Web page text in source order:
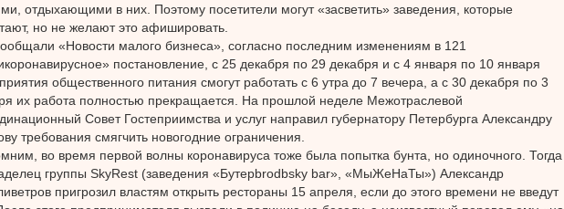
отдыхающими в них. Поэтому посетители могут «засветить» заведения, которые
но не желают это афишировать.
«Новости малого бизнеса», согласно последним изменениям в 121
постановление, с 25 декабря по 29 декабря и с 4 января по 10 января
общественного питания смогут работать с 6 утра до 7 вечера, а с 30 декабря по 3
их работа полностью прекращается. На прошлой неделе Межотраслевой
Совет Гостеприимства и услуг направил губернатору Петербурга Александру
требования смягчить новогодние ограничения.
во время первой волны коронавируса тоже была попытка бунта, но одиночного. Тогда
группы SkyRest (заведения «Бутерbrodbsky bar», «МыЖеНаТы») Александр
пригрозил властям открыть рестораны 15 апреля, если до этого времени не введут